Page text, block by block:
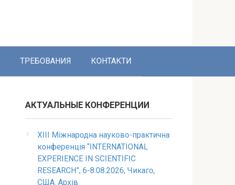
ТРЕБОВАНИЯ КОНТАКТИ
АКТУАЛЬНЫЕ КОНФЕРЕНЦИИ
XIII Міжнародна науково-практична
конференція “INTERNATIONAL
EXPERIENCE IN SCIENTIFIC
RESEARCH”, 6-8.08.2026, Чикаго,
США. Архів